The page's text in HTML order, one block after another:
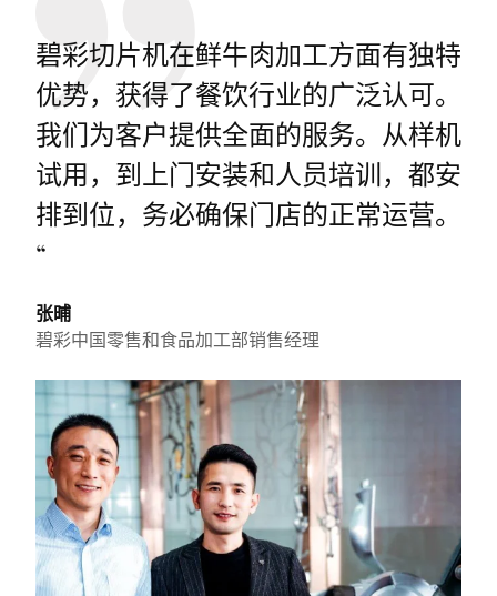
碧彩切片机在鲜牛肉加工方面有独特
优势，获得了餐饮行业的广泛认可。
我们为客户提供全面的服务。从样机
试用，到上门安装和人员培训，都安
排到位，务必确保门店的正常运营。
“
张晡
碧彩中国零售和食品加工部销售经理